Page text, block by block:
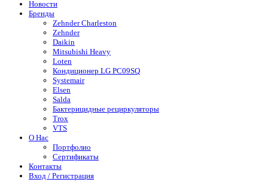
Новости
Бренды
Zehnder Charleston
Zehnder
Daikin
Mitsubishi Heavy
Loten
Кондиционер LG PC09SQ
Systemair
Elsen
Salda
Бактерицидные рециркуляторы
Trox
VTS
О Нас
Портфолио
Сертификаты
Контакты
Вход / Регистрация